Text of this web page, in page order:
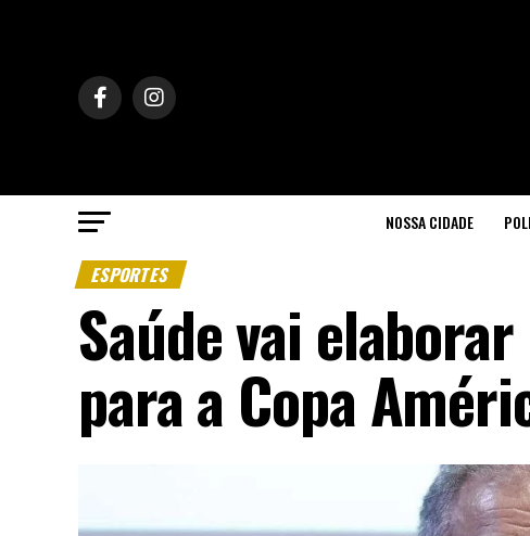
NOSSA CIDADE
ESPORTES
Saúde vai
para a Copa